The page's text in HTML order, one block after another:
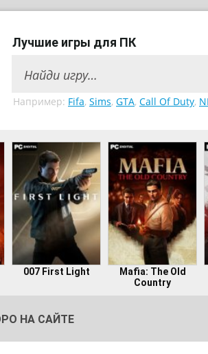
Лучшие игры для ПК
Например: Fifa, Sims, GTA, Call Of Duty,
007 First Light
Mafia: The Old
Country
НА САЙТЕ